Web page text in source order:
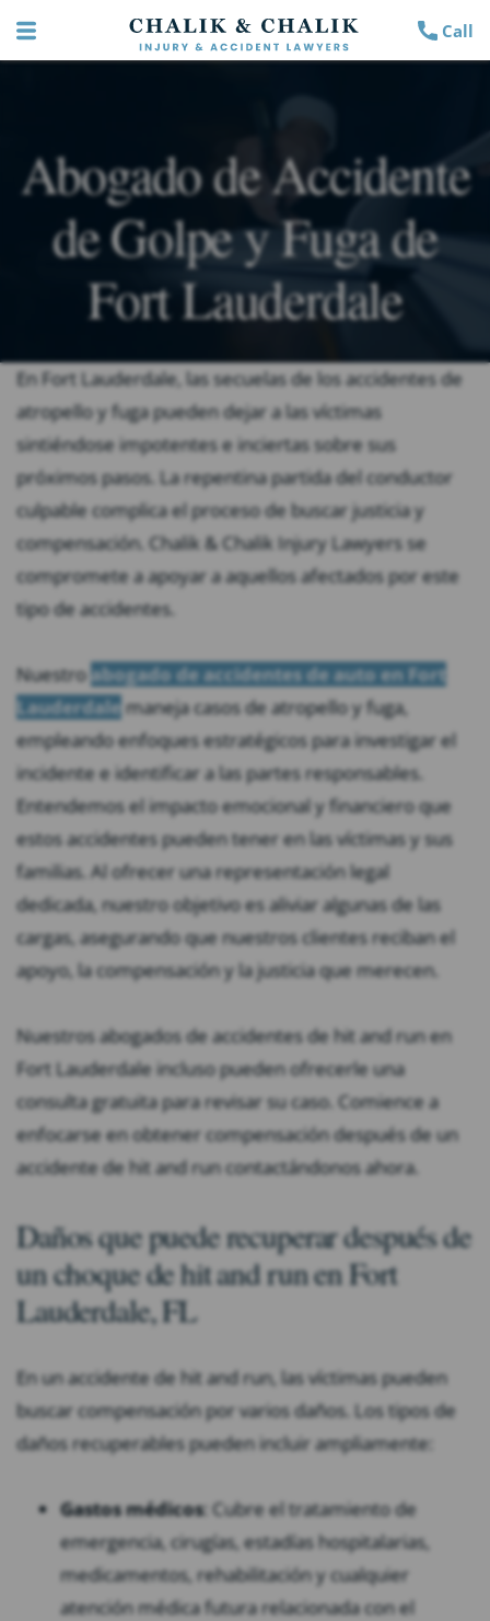
Call
Abogado de Accidente
de Golpe y Fuga de
Fort Lauderdale
En Fort Lauderdale, las secuelas de los accidentes de
atropello y fuga pueden dejar a las víctimas
sintiéndose impotentes e inciertas sobre sus
próximos pasos. La repentina partida del conductor
culpable complica el proceso de buscar justicia y
compensación. Chalik & Chalik Injury Lawyers se
compromete a apoyar a aquellos afectados por este
tipo de accidentes.
Nuestroabogado de accidentes de auto en Fort
Lauderdalemaneja casos de atropello y fuga,
empleando enfoques estratégicos para investigar el
incidente e identificar a las partes responsables.
Entendemos el impacto emocional y financiero que
estos accidentes pueden tener en las víctimas y sus
familias. Al ofrecer una representación legal
dedicada, nuestro objetivo es aliviar algunas de las
cargas, asegurando que nuestros clientes reciban el
apoyo, la compensación y la justicia que merecen.
Nuestros abogados de accidentes de hit and run en
Fort Lauderdale incluso pueden ofrecerle una
consulta gratuita para revisar su caso. Comience a
enfocarse en obtener compensación después de un
accidente de hit and run contactándonos ahora.
Daños que puede recuperar después de
un choque de hit and run en Fort
Lauderdale, FL
En un accidente de hit and run, las víctimas pueden
buscar compensación por varios daños. Los tipos de
daños recuperables pueden incluir ampliamente:
Gastos médicos: Cubre el tratamiento de
emergencia, cirugías, estadías hospitalarias,
medicamentos, rehabilitación y cualquier
atención médica futura relacionada con el